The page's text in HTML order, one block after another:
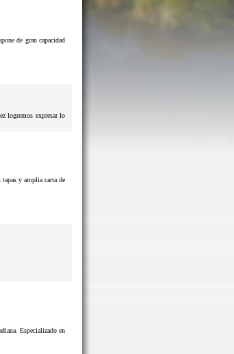
de gran capacidad
logremos expresar lo
y amplia carta de
Especializado en